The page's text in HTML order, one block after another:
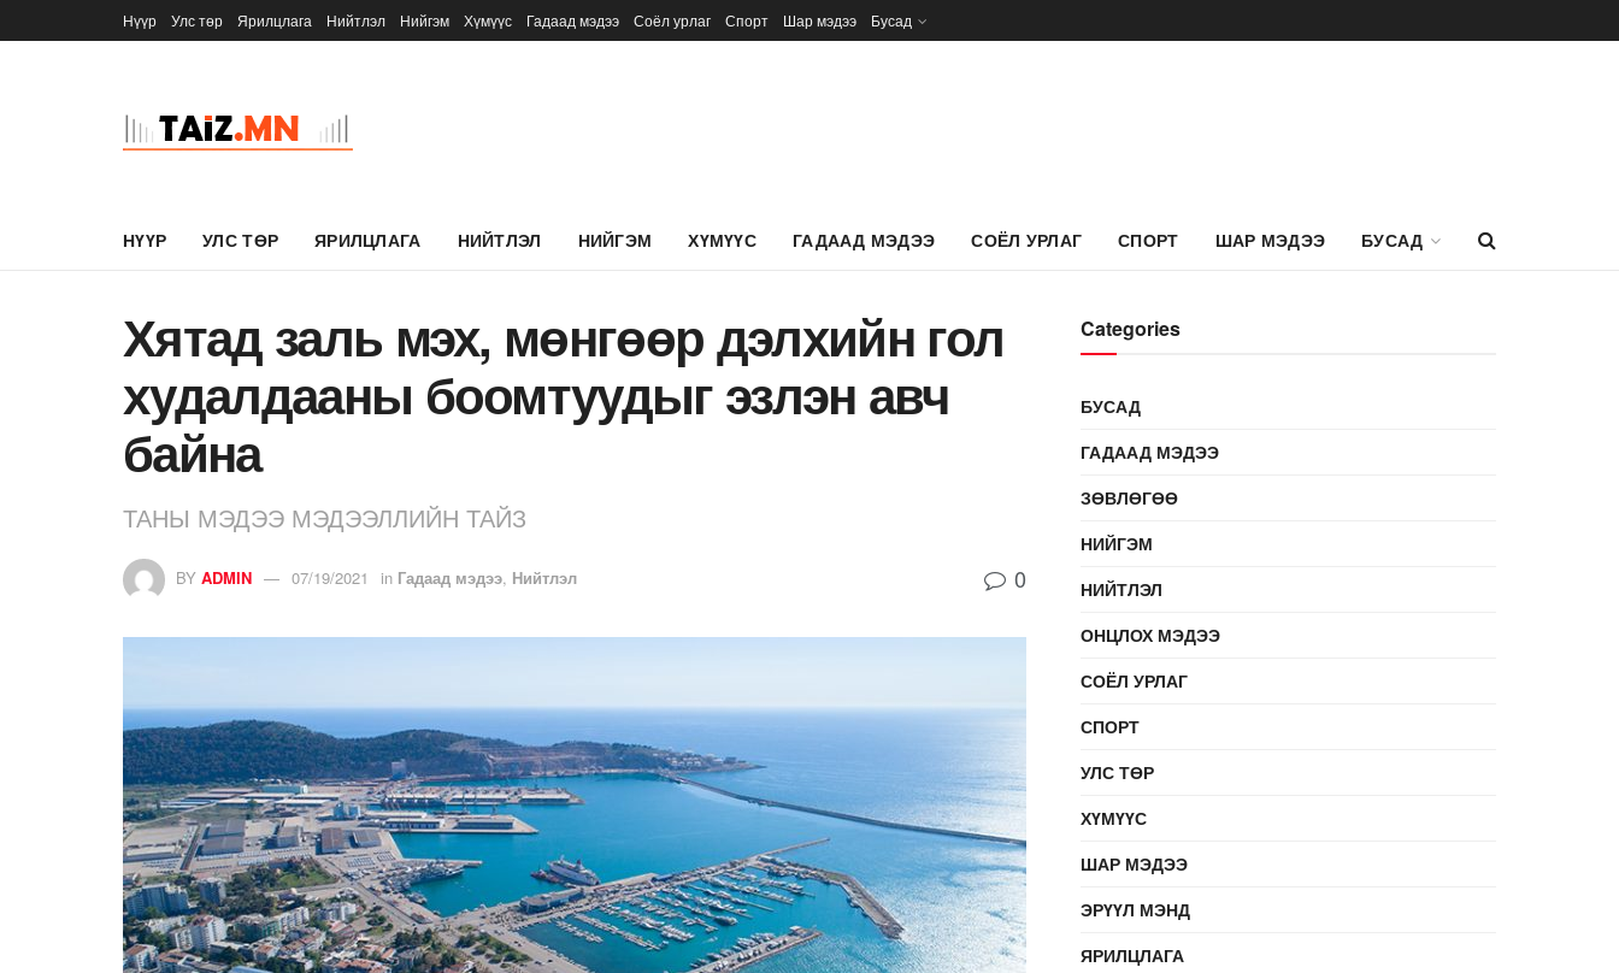
Нүүр Улс төр Ярилцлага Нийтлэл Нийгэм Хүмүүс Гадаад мэдээ Соёл урлаг Спорт Шар мэдээ Бусад
НҮҮР УЛС ТӨР ЯРИЛЦЛАГА НИЙТЛЭЛ НИЙГЭМ ХҮМҮҮС ГАДААД МЭДЭЭ СОЁЛ УРЛАГ СПОРТ ШАР МЭДЭЭ БУСАД
Хятад заль мэх, мөнгөөр дэлхийн гол
худалдааны боомтуудыг эзлэн авч
байна
ТАНЫ МЭДЭЭ МЭДЭЭЛЛИЙН ТАЙЗ
BY ADMIN 07/19/2021 in Гадаад мэдээ, Нийтлэл 0
Categories
БУСАД
ГАДААД МЭДЭЭ
ЗӨВЛӨГӨӨ
НИЙГЭМ
НИЙТЛЭЛ
ОНЦЛОХ МЭДЭЭ
СОЁЛ УРЛАГ
СПОРТ
УЛС ТӨР
ХҮМҮҮС
ШАР МЭДЭЭ
ЭРҮҮЛ МЭНД
ЯРИЛЦЛАГА